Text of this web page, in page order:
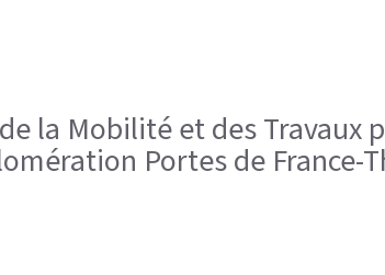
la Mobilité et des
Portes de